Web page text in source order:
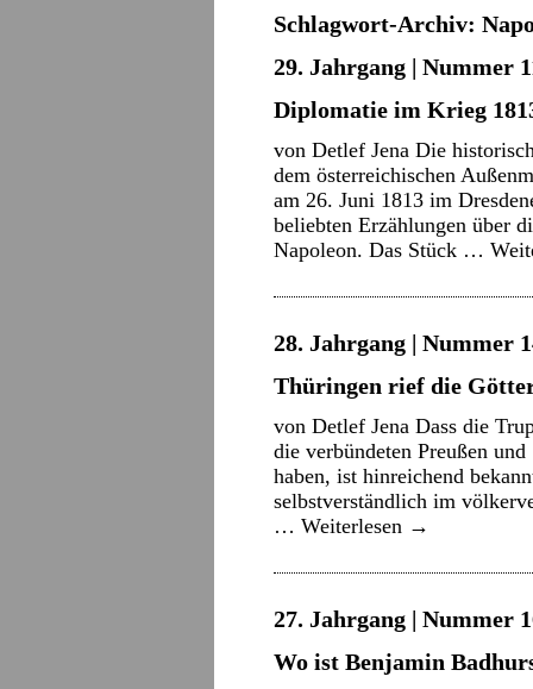
Schlagwort-Archiv:
29. Jahrgang | Nummer
Diplomatie im Krieg
von Detlef Jena Die
dem österreichischen
am 26. Juni 1813 im
beliebten Erzählungen über
Napoleon. Das Stück …
28. Jahrgang | Nummer
Thüringen rief die
von Detlef Jena Dass die
die verbündeten Preußen
haben, ist hinreichend
selbstverständlich im
… Weiterlesen →
27. Jahrgang | Nummer
Wo ist Benjamin